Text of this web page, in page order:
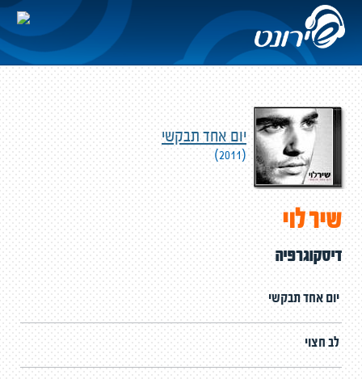
יום אחד תבקשי
(2011)
שיר לוי
דיסקוגרפיה
יום אחד תבקשי
לב חצוי